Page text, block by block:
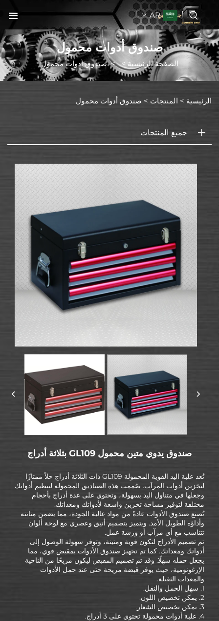
جولدنبلاينAR
صندوق أدوات محمول
الصفحة الرئيسية >
>صندوق أدوات محمول
الرئيسية > المنتجات > صندوق أدوات محمول
جميع المنتجات
صندوق يدوي متين محمول GL109 بثلاثة أدراج
تُعد علبة اليد القوية المحمولة GL109 ذات الثلاثة أدراج حلاً ممتازًا
لتخزين أدوات المرآب. صُممت هذه الصناديق المحمولة لتنظيم أدواتك
وجعلها في متناول اليد بسهولة، وتحتوي على عدة أدراج بأحجام
مختلفة لتوفير مساحة تخزين واسعة لأدواتك ومعداتك.
تُصنع صندوق الأدوات عادةً من مواد عالية الجودة، مما يضمن متانته
وأداؤه الطويل الأمد. ويتميز بتصميم أنيق وعصري مع لوحة ألوان
تتناسب مع أي مرآب أو ورشة عمل.
تم تصميم الأدراج لتكون قوية ومتينة، وتوفر سهولة الوصول إلى
أدواتك ومعداتك. كما تم تجهيز صندوق الأدوات بمقبض قوي، مما
يجعل حمله سهلًا. وقد تم تصميم المقبض ليكون مريحًا من الناحية
الإرغونومية، حيث يوفر قبضة مريحة حتى عند حمل الأدوات
والمعدات الثقيلة.
1. سهل الحمل والنقل.
2. يمكن تخصيص اللون.
3. يمكن تخصيص الشعار.
4. علبة أدوات محمولة تحتوي على 3 أدراج.